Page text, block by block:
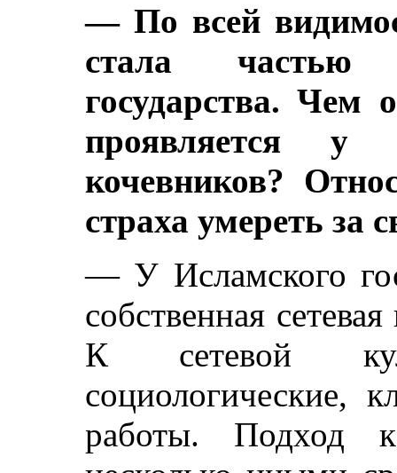
— По всей
стала частью
государства. Чем
проявляется
кочевников?
страха умереть за
— У Исламского
собственная
К сетевой
социологические,
работы. Подход к